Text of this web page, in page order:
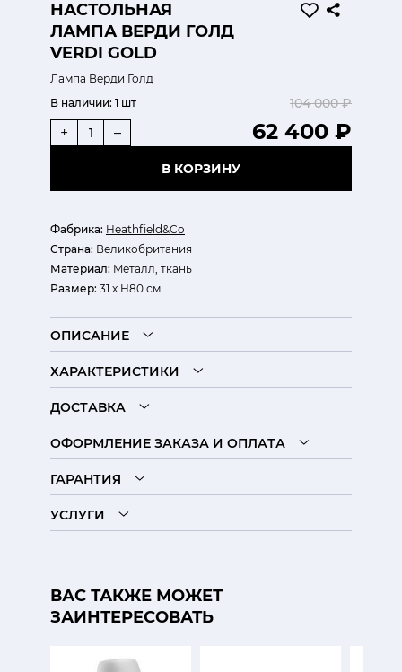
НАСТОЛЬНАЯ
ЛАМПА ВЕРДИ ГОЛД
VERDI GOLD
Лампа Верди Голд
Фабрика: Heathfield&Co
Страна: Великобритания
Материал: Mеталл, ткань
Размер: 31 х H80 см
В наличии: 1 шт 104 000 ₽
62 400 ₽
+ –
В КОРЗИНУ
ОПИСАНИЕ
ХАРАКТЕРИСТИКИ
ДОСТАВКА
ОФОРМЛЕНИЕ ЗАКАЗА И ОПЛАТА
ГАРАНТИЯ
УСЛУГИ
ВАС ТАКЖЕ МОЖЕТ
ЗАИНТЕРЕСОВАТЬ